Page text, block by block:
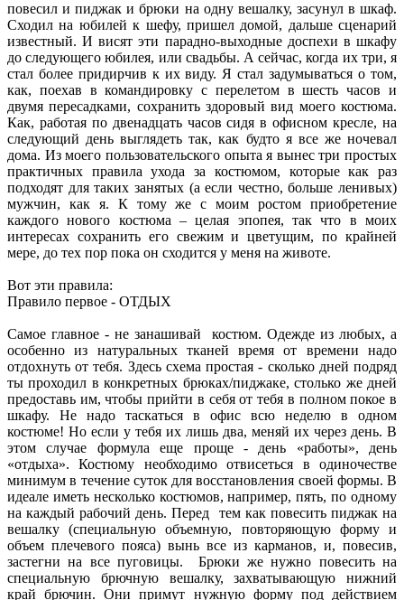
повесил и пиджак и брюки на одну вешалку, засунул в шкаф.
Сходил на юбилей к шефу, пришел домой, дальше сценарий
известный. И висят эти парадно-выходные доспехи в шкафу
до следующего юбилея, или свадьбы. А сейчас, когда их три, я
стал более придирчив к их виду. Я стал задумываться о том,
как, поехав в командировку с перелетом в шесть часов и
двумя пересадками, сохранить здоровый вид моего костюма.
Как, работая по двенадцать часов сидя в офисном кресле, на
следующий день выглядеть так, как будто я все же ночевал
дома. Из моего пользовательского опыта я вынес три простых
практичных правила ухода за костюмом, которые как раз
подходят для таких занятых (а если честно, больше ленивых)
мужчин, как я. К тому же с моим ростом приобретение
каждого нового костюма – целая эпопея, так что в моих
интересах сохранить его свежим и цветущим, по крайней
мере, до тех пор пока он сходится у меня на животе.
Вот эти правила:
Правило первое - ОТДЫХ
Самое главное - не занашивай костюм. Одежде из любых, а
особенно из натуральных тканей время от времени надо
отдохнуть от тебя. Здесь схема простая - сколько дней подряд
ты проходил в конкретных брюках/пиджаке, столько же дней
предоставь им, чтобы прийти в себя от тебя в полном покое в
шкафу. Не надо таскаться в офис всю неделю в одном
костюме! Но если у тебя их лишь два, меняй их через день. В
этом случае формула еще проще - день «работы», день
«отдыха». Костюму необходимо отвисеться в одиночестве
минимум в течение суток для восстановления своей формы. В
идеале иметь несколько костюмов, например, пять, по одному
на каждый рабочий день. Перед тем как повесить пиджак на
вешалку (специальную объемную, повторяющую форму и
объем плечевого пояса) вынь все из карманов, и, повесив,
застегни на все пуговицы. Брюки же нужно повесить на
специальную брючную вешалку, захватывающую нижний
край брючин. Они примут нужную форму под действием